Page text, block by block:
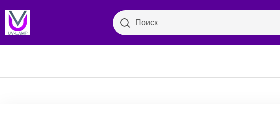
ПоискПоиск